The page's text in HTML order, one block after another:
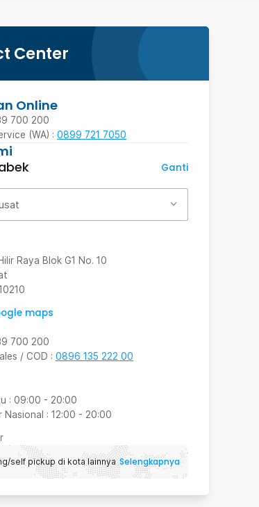
Center
Online
700 200
(WA) : 0899 721 7050
Ganti
Raya Blok G1 No. 10
maps
700 200
/ COD : 0896 135 222 00
: 09:00 - 20:00
Nasional : 12:00 - 20:00
self pickup di kota lainnya Selengkapnya